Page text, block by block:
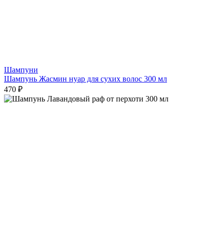
Шампуни
Шампунь Жасмин нуар для сухих волос 300 мл
470 ₽